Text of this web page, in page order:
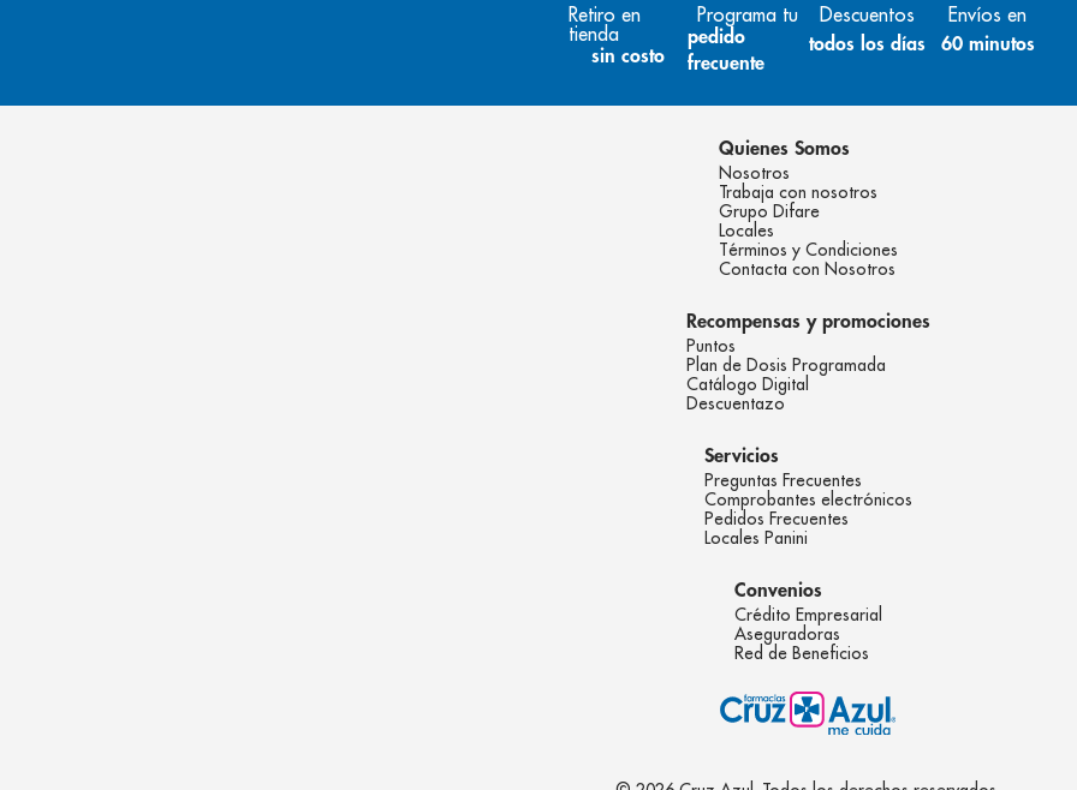
Retiro en
tienda
sin costo
Programa tu
pedido
frecuente
Descuentos
todos los días
Envíos en
60 minutos
Quienes Somos
Nosotros
Trabaja con nosotros
Grupo Difare
Locales
Términos y Condiciones
Contacta con Nosotros
Recompensas y promociones
Puntos
Plan de Dosis Programada
Catálogo Digital
Descuentazo
Servicios
Preguntas Frecuentes
Comprobantes electrónicos
Pedidos Frecuentes
Locales Panini
Convenios
Crédito Empresarial
Aseguradoras
Red de Beneficios